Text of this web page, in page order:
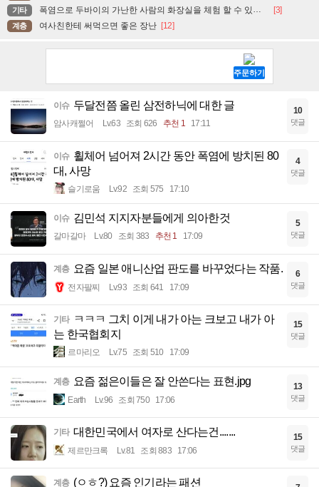
기타 폭염으로 두바이의 가난한 사람의 화장실을 체험 할 수 있는 곳 [3]
계층 여사친한테 써먹으면 좋은 장난 [12]
이슈 두달전쯤 올린 삼전하닉에 대한 글
암사캐쩔어 Lv.63 조회 626 추천 1 17:11
10
댓글
이슈 휠체어 넘어져 2시간 동안 폭염에 방치된 80
대, 사망
슬기로움 Lv.92 조회 575 17:10
4
댓글
이슈 김민석 지지자분들에게 의아한것
갈마갈마 Lv.80 조회 383 추천 1 17:09
5
댓글
계층 요즘 일본 애니산업 판도를 바꾸었다는 작품.
전자팔찌 Lv.93 조회 641 17:09
6
댓글
기타
ㅋㅋㅋ 그치 이게 내가 아는 크보고 내가 아
는 한국협회지
르마리오 Lv.75 조회 510 17:09
15
댓글
계층 요즘 젊은이들은 잘 안쓴다는 표현.jpg
Earth Lv.96 조회 750 17:06
13
댓글
기타 대한민국에서 여자로 산다는건.......
제르만크록 Lv.81 조회 883 17:06
15
댓글
계층 (ㅇㅎ?) 요즘 인기라는 패션